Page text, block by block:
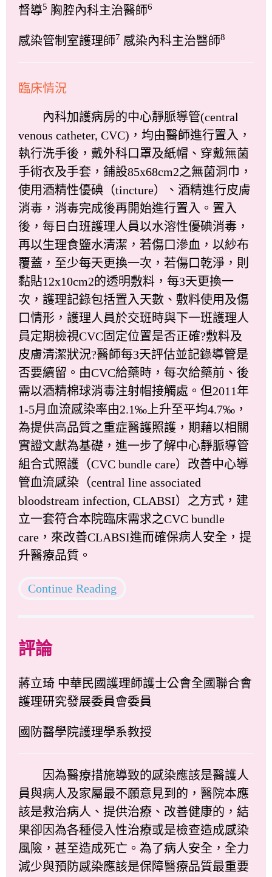
督導5 胸腔內科主治醫師6
感染管制室護理師7 感染內科主治醫師8
臨床情況
內科加護病房的中心靜脈導管(central
venous catheter, CVC)，均由醫師進行置入，
執行洗手後，戴外科口罩及紙帽、穿戴無菌
手術衣及手套，鋪設85x68cm2之無菌洞巾，
使用酒精性優碘（tincture）、酒精進行皮膚
消毒，消毒完成後再開始進行置入。置入
後，每日白班護理人員以水溶性優碘消毒，
再以生理食鹽水清潔，若傷口滲血，以紗布
覆蓋，至少每天更換一次，若傷口乾淨，則
黏貼12x10cm2的透明敷料，每3天更換一
次，護理記錄包括置入天數、敷料使用及傷
口情形，護理人員於交班時與下一班護理人
員定期檢視CVC固定位置是否正確?敷料及
皮膚清潔狀況?醫師每3天評估並記錄導管是
否要續留。由CVC給藥時，每次給藥前、後
需以酒精棉球消毒注射帽接觸處。但2011年
1-5月血流感染率由2.1‰上升至平均4.7‰，
為提供高品質之重症醫護照護，期藉以相關
實證文獻為基礎，進一步了解中心靜脈導管
組合式照護（CVC bundle care）改善中心導
管血流感染（central line associated
bloodstream infection, CLABSI）之方式，建
立一套符合本院臨床需求之CVC bundle
care，來改善CLABSI進而確保病人安全，提
升醫療品質。
Continue Reading
評論
蔣立琦 中華民國護理師護士公會全國聯合會
護理研究發展委員會委員
國防醫學院護理學系教授
因為醫療措施導致的感染應該是醫護人
員與病人及家屬最不願意見到的，醫院本應
該是救治病人、提供治療、改善健康的，結
果卻因為各種侵入性治療或是檢查造成感染
風險，甚至造成死亡。為了病人安全，全力
減少與預防感染應該是保障醫療品質最重要